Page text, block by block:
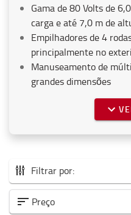
Gama de 80 Volts de
carga e até 7,0 m de
Empilhadores de 4
principalmente no
Manuseamento de
grandes dimensões
Filtrar por:
Todos os empilhadores
Preço